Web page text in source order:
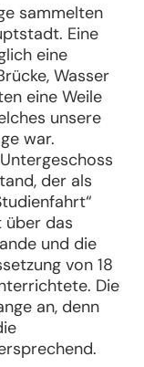
sammelten
Eine
eine
Wasser
eine Weile
unsere
war.
der als
das
und die
von 18
Die
an, denn